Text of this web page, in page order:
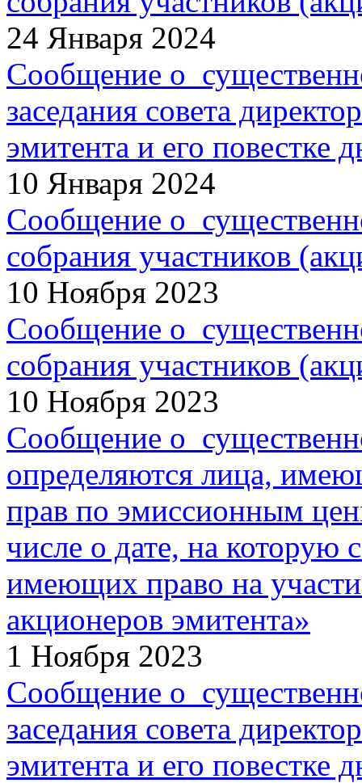
24 Января 2024
Сообщение о
заседания совета
эмитента и его повестке
10 Января 2024
Сообщение о
собрания участников
10 Ноября 2023
Сообщение о
собрания участников
10 Ноября 2023
Сообщение о
определяются лица,
прав по эмиссионным
числе о дате, на которую
имеющих право на
акционеров эмитента»
1 Ноября 2023
Сообщение о
заседания совета
эмитента и его повестке